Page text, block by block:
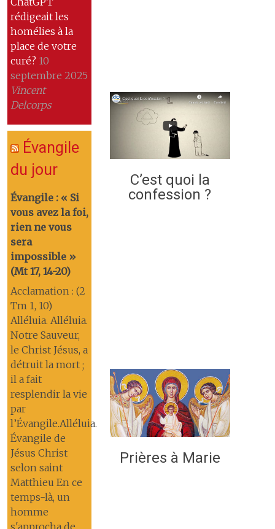
rédigeait les
homélies à la
place de votre
curé? 10
septembre 2025
Vincent
Delcorps
Évangile
du jour
Évangile : « Si
vous avez la foi,
rien ne vous
sera
impossible »
(Mt 17, 14-20)
Acclamation : (2
Tm 1, 10)
Alléluia. Alléluia.
Notre Sauveur,
le Christ Jésus, a
détruit la mort ;
il a fait
resplendir la vie
par
l’Évangile.Alléluia.
Évangile de
Jésus Christ
selon saint
Matthieu En ce
temps-là, un
homme
s'approcha de
C’est quoi la
confession ?
Prières à Marie